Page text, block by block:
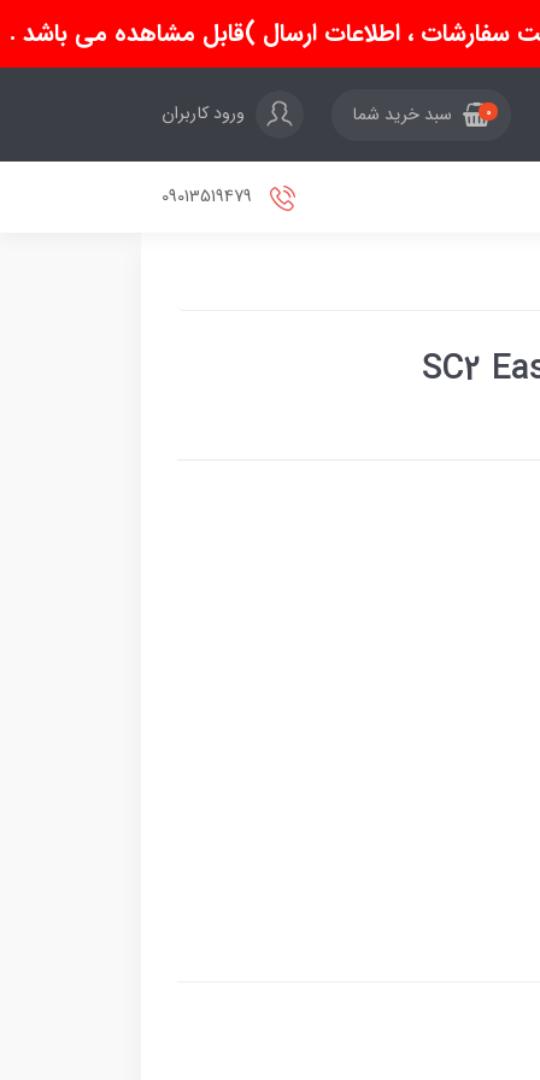
، اطلاعات ارسال )قابل مشاهده می باشد .
0 سبد خرید شما ورود کاربران